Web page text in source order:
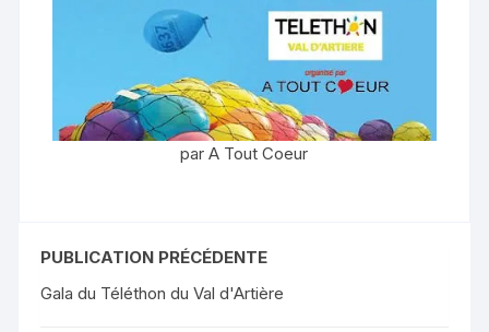
par A Tout Coeur
PUBLICATION PRÉCÉDENTE
Gala du Téléthon du Val d'Artière